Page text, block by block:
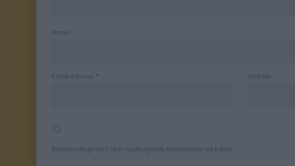
Name *
E-Mail-Adresse * Website
Benachrichtige mich über nachfolgende Kommentare via E-Mail.